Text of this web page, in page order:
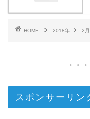
HOME 2018年 2月
スポンサーリン